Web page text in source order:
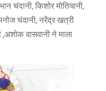
चंदानी, किशोर मोतियानी,
चंदानी, नरेंद्र खत्री
,अशोक वासवानी ने माला